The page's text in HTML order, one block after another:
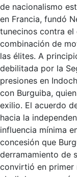
de nacionalismo
en Francia, fundó
tunecinos contra el
combinación de
las élites. A
debilitada por la
presiones en
con Burguiba,
exilio. El acuerdo
hacia la
influencia mínima
concesión que
derramamiento de
convirtió en primer